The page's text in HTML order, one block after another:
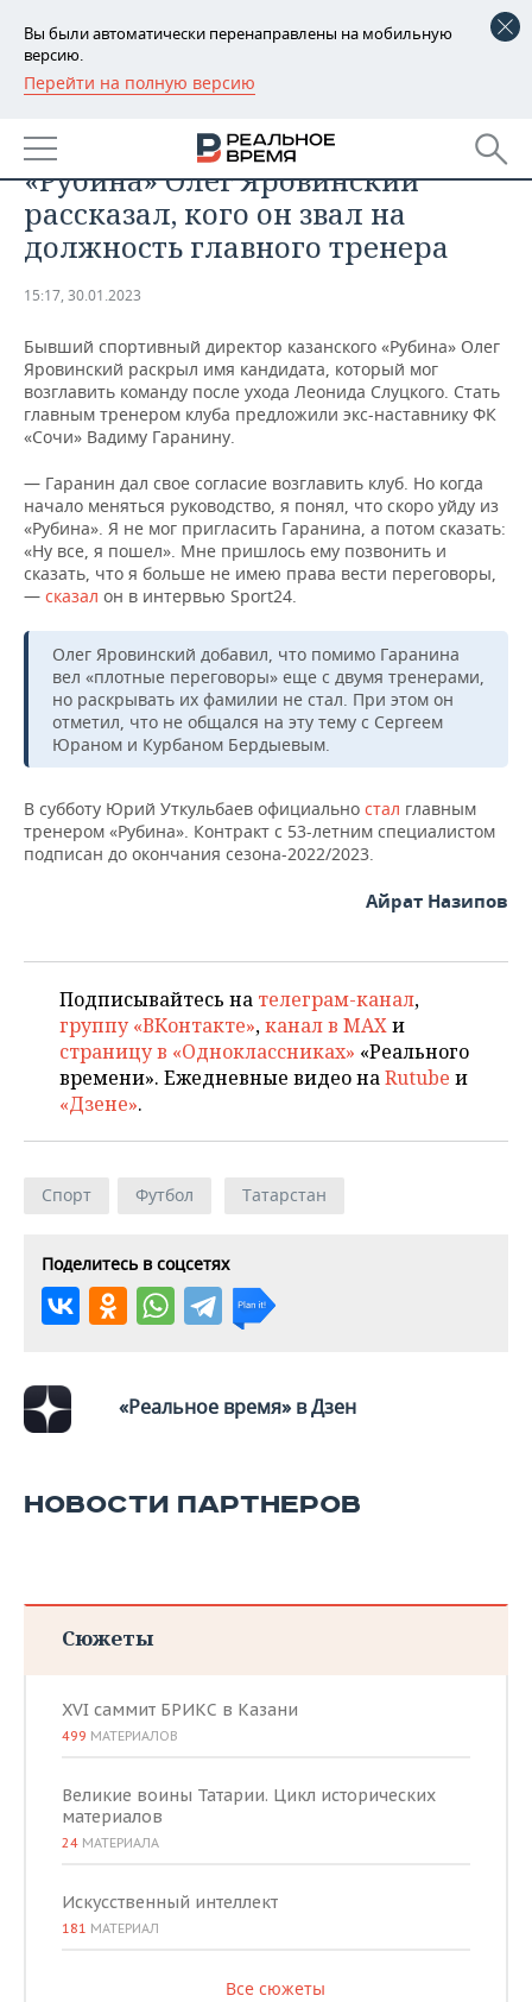
Вы были автоматически перенаправлены на мобильную
версию.
Перейти на полную версию
РЕГИОНЫ
БАШКОРТОСТАН
ТАТАРСТАН
УДМУРТИЯ
НОВОСТИ
АНАЛИТИКА
НОВОСТИ АНАЛИТИКИ
ДЕКЛАРАЦИИ О ДОХОДАХ
КОРОЛИ ГОСЗАКАЗА ПФО
ВУЗЫ ТАТАРСТАНА
ТОРГОВЫЕ ЦЕНТРЫ
ТАТАРСТАНА
ЭКОНОМИКА
НОВОСТИ ЭКОНОМИКИ
ФИНАНСЫ
БАНКИ
ИНВЕСТИЦИИ
ПРОМЫШЛЕННОСТЬ
НОВОСТИ
ПРОМЫШЛЕННОСТИ
АГРОПРОМ
МАШИНОСТРОЕНИЕ
НЕФТЕХИМИЯ
НЕФТЬ
ОПК
ЭНЕРГЕТИКА
НЕДВИЖИМОСТЬ
НОВОСТИ НЕДВИЖИМОСТИ
АВТО
НОВОСТИ БИЗНЕСА
РОЗНИЧНАЯ ТОРГОВЛЯ
ТРАНСПОРТ
УСЛУГИ
ТЕХНОЛОГИИ
НОВОСТИ ТЕХНОЛОГИЙ
IT
МЕДИА
ТЕЛЕКОММУНИКАЦИИ
МЕРОПРИЯТИЯ
НОВОСТИ МЕРОПРИЯТИЙ
ВЫЕЗДНАЯ РЕДАКЦИЯ
БИЗНЕС-БРАНЧИ
ОТКРЫТАЯ ЛЕКЦИЯ
СПОРТ
НОВОСТИ СПОРТА
ФУТБОЛ
БАСКЕТБОЛ
КИБЕРСПОРТ
ФИГУРНОЕ КАТАНИЕ
ВОДНЫЕ ВИДЫ СПОРТА
ХОККЕЙ С МЯЧОМ
ОБЩЕСТВО
НОВОСТИ ОБЩЕСТВА
ИНФРАСТРУКТУРА
КУЛЬТУРА
МЕДИЦИНА
ОБРАЗОВАНИЕ
ПРОИСШЕСТВИЯ
ФОТОГАЛЕРЕЯ
СЮЖЕТЫ
СПРАВОЧНИК
СПИСОК КОМПАНИЙ
Бывший спортивный директор
«Рубина» Олег Яровинский
рассказал, кого он звал на
должность главного тренера
15:17, 30.01.2023
Бывший спортивный директор казанского «Рубина» Олег
Яровинский раскрыл имя кандидата, который мог
возглавить команду после ухода Леонида Слуцкого. Стать
главным тренером клуба предложили экс-наставнику ФК
«Сочи» Вадиму Гаранину.
— Гаранин дал свое согласие возглавить клуб. Но когда
начало меняться руководство, я понял, что скоро уйду из
«Рубина». Я не мог пригласить Гаранина, а потом сказать:
«Ну все, я пошел». Мне пришлось ему позвонить и
сказать, что я больше не имею права вести переговоры,
— сказал он в интервью Sport24.
Олег Яровинский добавил, что помимо Гаранина
вел «плотные переговоры» еще с двумя тренерами,
но раскрывать их фамилии не стал. При этом он
отметил, что не общался на эту тему с Сергеем
Юраном и Курбаном Бердыевым.
В субботу Юрий Уткульбаев официально стал главным
тренером «Рубина». Контракт с 53-летним специалистом
подписан до окончания сезона-2022/2023.
Айрат Назипов
Подписывайтесь на телеграм-канал,
группу «ВКонтакте»,канал в MAXи
страницу в «Одноклассниках» «Реального
времени». Ежедневные видео наRutube и
«Дзене».
Спорт Футбол Татарстан
Поделитесь в соцсетях
«Реальное время» в Дзен
НОВОСТИ ПАРТНЕРОВ
Сюжеты
XVI саммит БРИКС в Казани
499 МАТЕРИАЛОВ
Великие воины Татарии. Цикл исторических
материалов
24 МАТЕРИАЛА
Искусственный интеллект
181 МАТЕРИАЛ
Все сюжеты